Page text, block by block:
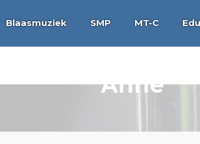
Blaasmuziek SMP MT-C
Anne